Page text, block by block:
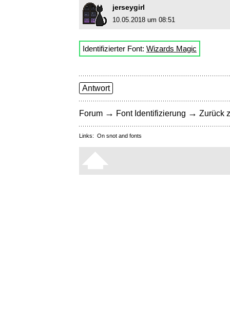
jerseygirl
10.05.2018 um 08:51
Identifizierter Font: Wizards Magic
Antwort
Forum → Font Identifizierung → Zurück
Links: On snot and fonts